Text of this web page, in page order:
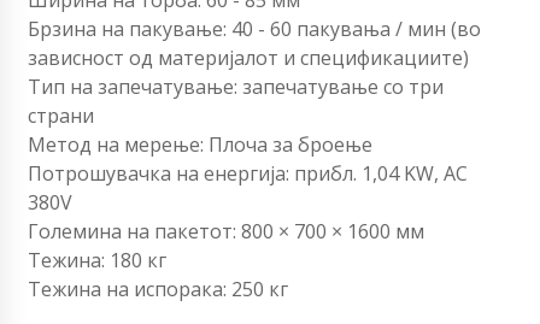
Брзина на пакување: 40 - 60 пакувања / мин (во
зависност од материјалот и спецификациите)
Тип на запечатување: запечатување со три
страни
Метод на мерење: Плоча за броење
Потрошувачка на енергија: прибл. 1,04 KW, AC
380V
Големина на пакетот: 800 × 700 × 1600 мм
Тежина: 180 кг
Тежина на испорака: 250 кг